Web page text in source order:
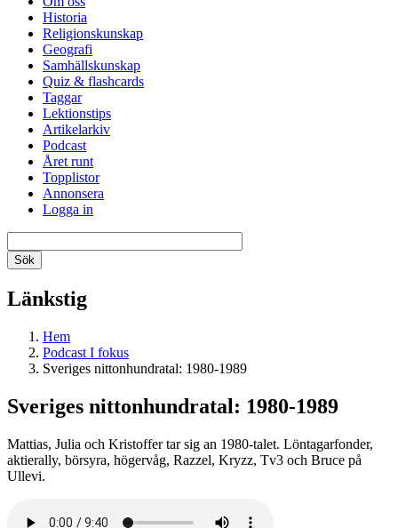
Historia
Religionskunskap
Geografi
Samhällskunskap
Quiz & flashcards
Taggar
Lektionstips
Artikelarkiv
Podcast
Året runt
Topplistor
Annonsera
Logga in
Länkstig
Hem
Podcast I fokus
Sveriges nittonhundratal: 1980-1989
Sveriges nittonhundratal: 1980-1989
Mattias, Julia och Kristoffer tar sig an 1980-talet. Löntagarfonder,
aktierally, börsyra, högervåg, Razzel, Kryzz, Tv3 och Bruce på
Ullevi.